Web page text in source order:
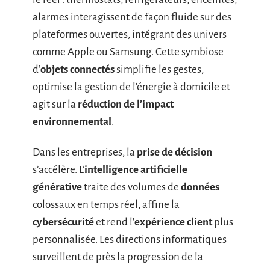
alarmes interagissent de façon fluide sur des
plateformes ouvertes, intégrant des univers
comme Apple ou Samsung. Cette symbiose
d’objets connectéssimplifie les gestes,
optimise la gestion de l’énergie à domicile et
agit sur la réduction de l’impact
environnemental.
Dans les entreprises, la prise de décision
s’accélère. L’intelligence artificielle
générativetraite des volumes de données
colossaux en temps réel, affine la
cybersécuritéet rend l’expérience clientplus
personnalisée. Les directions informatiques
surveillent de près la progression de la